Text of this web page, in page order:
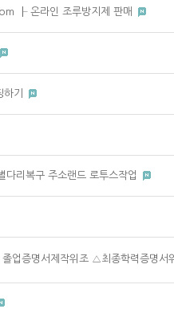
┠ 온라인 조루방지제 판매
하기
다리복구 주소랜드 로투스작업
증명서제작위조 △최종학력증명